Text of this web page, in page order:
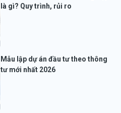
là gì? Quy trình, rủi ro
Mẫu lập dự án đầu tư theo thông
tư mới nhất 2026